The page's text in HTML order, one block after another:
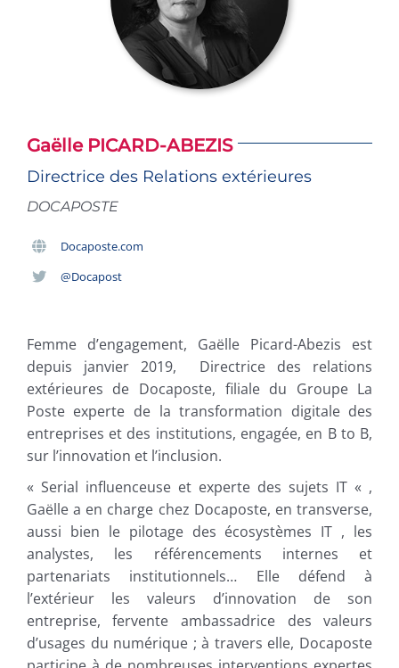
Gaëlle PICARD-ABEZIS
Directrice des Relations extérieures
DOCAPOSTE
Docaposte.com
@Docapost
Femme d’engagement, Gaëlle Picard-Abezis est
depuis janvier 2019, Directrice des relations
extérieures de Docaposte, filiale du Groupe La
Poste experte de la transformation digitale des
entreprises et des institutions, engagée, en B to B,
sur l’innovation et l’inclusion.
« Serial influenceuse et experte des sujets IT « ,
Gaëlle a en charge chez Docaposte, en transverse,
aussi bien le pilotage des écosystèmes IT , les
analystes, les référencements internes et
partenariats institutionnels… Elle défend à
l’extérieur les valeurs d’innovation de son
entreprise, fervente ambassadrice des valeurs
d’usages du numérique ; à travers elle, Docaposte